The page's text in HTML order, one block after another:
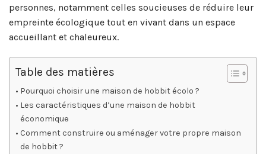
personnes, notamment celles soucieuses de réduire leur
empreinte écologique tout en vivant dans un espace
accueillant et chaleureux.
Table des matières
Pourquoi choisir une maison de hobbit écolo ?
Les caractéristiques d’une maison de hobbit
économique
Comment construire ou aménager votre propre maison
de hobbit ?